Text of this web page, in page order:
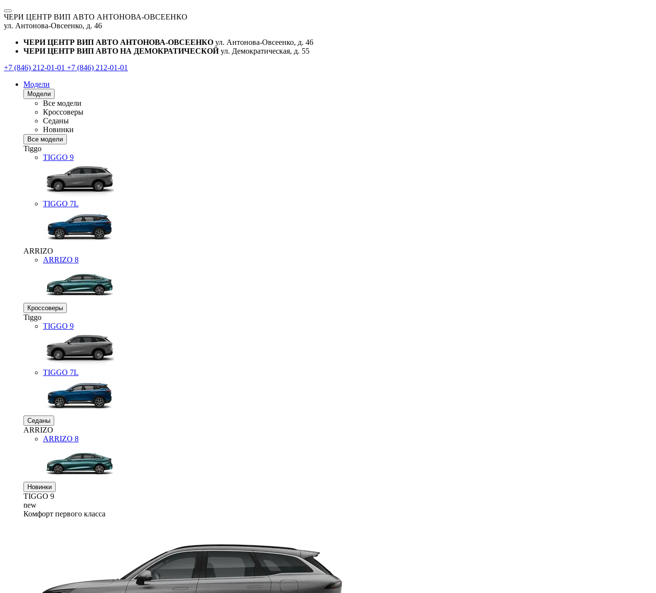
ЧЕРИ ЦЕНТР ВИП АВТО АНТОНОВА-ОВСЕЕНКО
ул. Антонова-Овсеенко, д. 46
ЧЕРИ ЦЕНТР ВИП АВТО АНТОНОВА-ОВСЕЕНКО ул. Антонова-Овсеенко, д. 46
ЧЕРИ ЦЕНТР ВИП АВТО НА ДЕМОКРАТИЧЕСКОЙ ул. Демократическая, д. 55
+7 (846) 212-01-01 +7 (846) 212-01-01
Модели
Модели
Все модели
Кроссоверы
Седаны
Новинки
Все модели
Tiggo
TIGGO 9
TIGGO 7L
ARRIZO
ARRIZO 8
Кроссоверы
Tiggo
TIGGO 9
TIGGO 7L
Седаны
ARRIZO
ARRIZO 8
Новинки
TIGGO 9
new
Комфорт первого класса